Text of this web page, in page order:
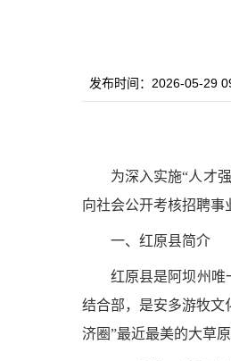
发布时间：2026-05-29
为深入实施“人才
向社会公开考核招聘事
一、 红原县简介
红原县是阿坝州唯
结合部，是安多游牧文
济圈”最近最美的大草